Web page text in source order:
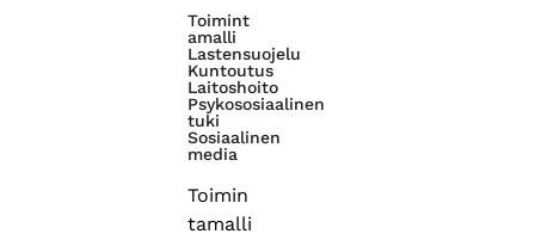
Toimint
amalli
Lastensuojelu
Kuntoutus
Laitoshoito
Psykososiaalinen
tuki
Sosiaalinen
media
Toimin
tamalli